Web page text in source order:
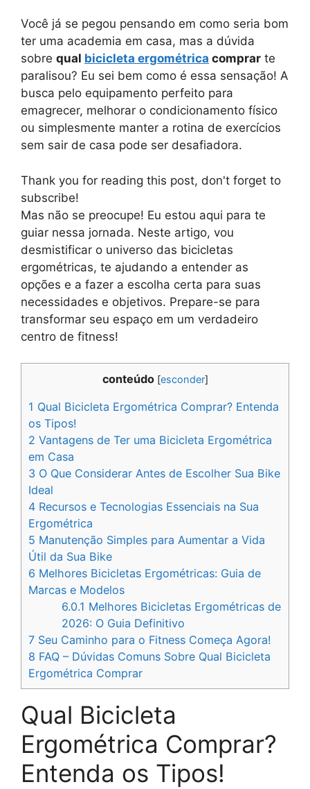
Você já se pegou pensando em como seria bom
ter uma academia em casa, mas a dúvida
sobre qual bicicleta ergométrica comprar te
paralisou? Eu sei bem como é essa sensação! A
busca pelo equipamento perfeito para
emagrecer, melhorar o condicionamento físico
ou simplesmente manter a rotina de exercícios
sem sair de casa pode ser desafiadora.
Thank you for reading this post, don't forget to
subscribe!
Mas não se preocupe! Eu estou aqui para te
guiar nessa jornada. Neste artigo, vou
desmistificar o universo das bicicletas
ergométricas, te ajudando a entender as
opções e a fazer a escolha certa para suas
necessidades e objetivos. Prepare-se para
transformar seu espaço em um verdadeiro
centro de fitness!
conteúdo [esconder]
1 Qual Bicicleta Ergométrica Comprar? Entenda
os Tipos!
2 Vantagens de Ter uma Bicicleta Ergométrica
em Casa
3 O Que Considerar Antes de Escolher Sua Bike
Ideal
4 Recursos e Tecnologias Essenciais na Sua
Ergométrica
5 Manutenção Simples para Aumentar a Vida
Útil da Sua Bike
6 Melhores Bicicletas Ergométricas: Guia de
Marcas e Modelos
6.0.1 Melhores Bicicletas Ergométricas de
2026: O Guia Definitivo
7 Seu Caminho para o Fitness Começa Agora!
8 FAQ – Dúvidas Comuns Sobre Qual Bicicleta
Ergométrica Comprar
Qual Bicicleta
Ergométrica Comprar?
Entenda os Tipos!